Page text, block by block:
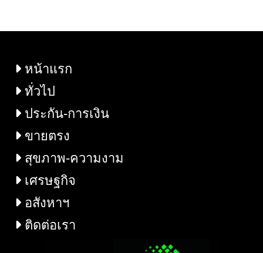
คุณภาพชีวิตการอยู่อาศัยทุก
หน้าแรก
ทั่วไป
ประกัน-การเงิน
ขายตรง
สุขภาพ-ความงาม
เศรษฐกิจ
อสังหาฯ
ติดต่อเรา